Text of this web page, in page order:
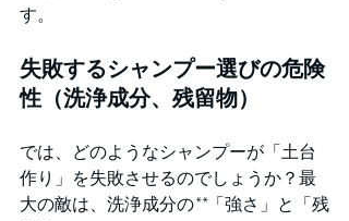
す。
失敗するシャンプー選びの危険
性（洗浄成分、残留物）
では、どのようなシャンプーが「土台
作り」を失敗させるのでしょうか？最
大の敵は、洗浄成分の**「強さ」と「残